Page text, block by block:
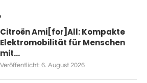
Citroën Ami[for]All: Kompakte
Elektromobilität für Menschen
mit...
Veröffentlicht: 6. August 2026